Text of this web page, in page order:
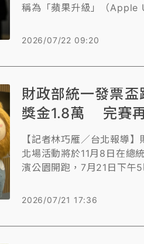
稱為「蘋果升級」（Apple
將先在美國推出。
2026/07/22 09:20
財政部統一發票
獎金1.8萬 完賽
【記者林巧雁／台北報導
北場活動將於11月8日在總
濱公園開跑，7月21日下午
2026/07/21 17:36